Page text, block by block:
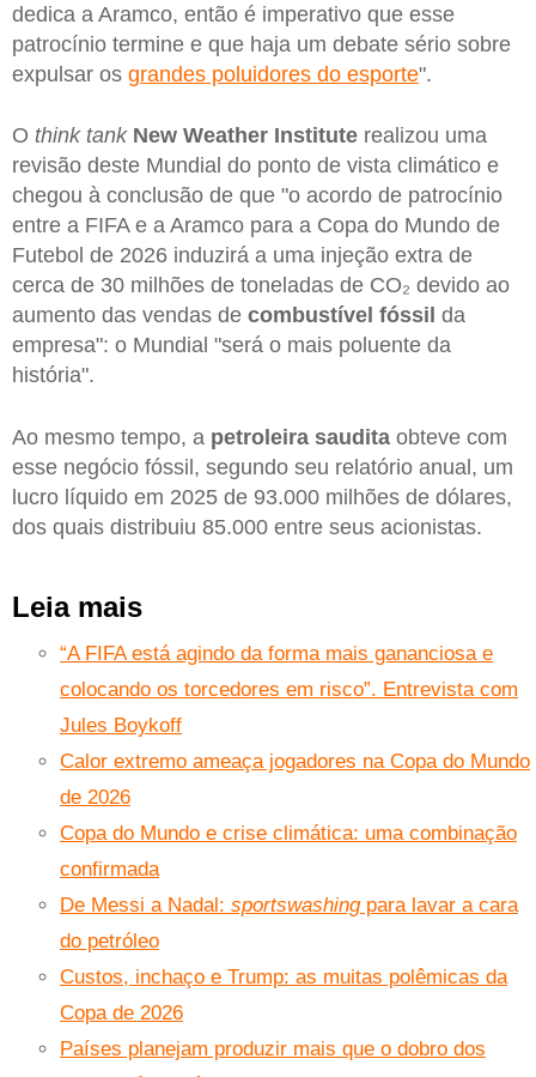
dedica a Aramco, então é imperativo que esse
patrocínio termine e que haja um debate sério sobre
expulsar os grandes poluidores do esporte".
O think tank New Weather Institute realizou uma
revisão deste Mundial do ponto de vista climático e
chegou à conclusão de que "o acordo de patrocínio
entre a FIFA e a Aramco para a Copa do Mundo de
Futebol de 2026 induzirá a uma injeção extra de
cerca de 30 milhões de toneladas de CO₂ devido ao
aumento das vendas de combustível fóssil da
empresa": o Mundial "será o mais poluente da
história".
Ao mesmo tempo, a petroleira saudita obteve com
esse negócio fóssil, segundo seu relatório anual, um
lucro líquido em 2025 de 93.000 milhões de dólares,
dos quais distribuiu 85.000 entre seus acionistas.
Leia mais
“A FIFA está agindo da forma mais gananciosa e
colocando os torcedores em risco”. Entrevista com
Jules Boykoff
Calor extremo ameaça jogadores na Copa do Mundo
de 2026
Copa do Mundo e crise climática: uma combinação
confirmada
De Messi a Nadal: sportswashingpara lavar a cara
do petróleo
Custos, inchaço e Trump: as muitas polêmicas da
Copa de 2026
Países planejam produzir mais que o dobro dos